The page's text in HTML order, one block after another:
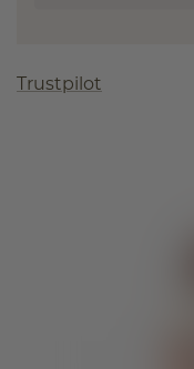
Trustpilot